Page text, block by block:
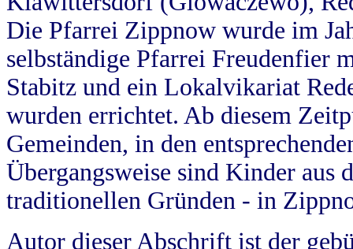
Die Pfarrei Zippnow wurde im
selbständige Pfarrei Freudenfier
Stabitz und ein Lokalvikariat
wurden errichtet. Ab diesem
Gemeinden, in den
Übergangsweise sind Kinder aus
traditionellen Gründen - in
Autor dieser Abschrift ist der